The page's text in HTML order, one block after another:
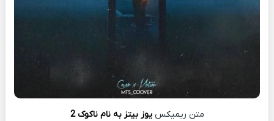
متن ریمیکسیوز بیتز به نام ناکوک 2